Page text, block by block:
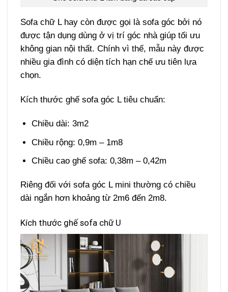
Sofa chữ L hay còn được gọi là sofa góc bởi nó
được tận dụng dùng ở vị trí góc nhà giúp tối ưu
không gian nội thất. Chính vì thế, mẫu này được
nhiều gia đình có diện tích hạn chế ưu tiên lựa
chọn.
Kích thước ghế sofa góc L tiêu chuẩn:
Chiều dài: 3m2
Chiều rộng: 0,9m – 1m8
Chiều cao ghế sofa: 0,38m – 0,42m
Riêng đối với sofa góc L mini thường có chiều
dài ngắn hơn khoảng từ 2m6 đến 2m8.
Kích thước ghế sofa chữ U